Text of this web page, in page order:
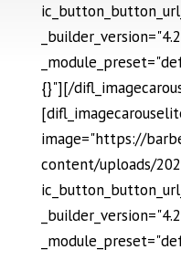
{}"][/
image="https://
content/uploads/